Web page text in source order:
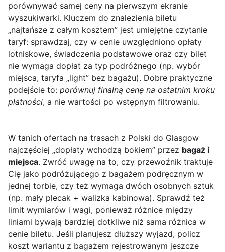
porównywać samej ceny na pierwszym ekranie
wyszukiwarki. Kluczem do znalezienia biletu
„najtańsze z całym kosztem” jest umiejętne czytanie
taryf: sprawdzaj, czy w cenie uwzględniono opłaty
lotniskowe, świadczenia podstawowe oraz czy bilet
nie wymaga dopłat za typ podróżnego (np. wybór
miejsca, taryfa „light” bez bagażu). Dobre praktyczne
podejście to: porównuj finalną cenę na ostatnim kroku
płatności, a nie wartości po wstępnym filtrowaniu.
W tanich ofertach na trasach z Polski do Glasgow
najczęściej „dopłaty wchodzą bokiem” przez bagaż i
miejsca. Zwróć uwagę na to, czy przewoźnik traktuje
Cię jako podróżującego z bagażem podręcznym w
jednej torbie, czy też wymaga dwóch osobnych sztuk
(np. mały plecak + walizka kabinowa). Sprawdź też
limit wymiarów i wagi, ponieważ różnice między
liniami bywają bardziej dotkliwe niż sama różnica w
cenie biletu. Jeśli planujesz dłuższy wyjazd, policz
koszt wariantu z bagażem rejestrowanym jeszcze